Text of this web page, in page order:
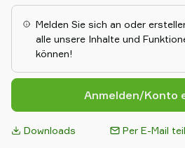
Melden Sie sich an oder
alle unsere Inhalte und
können!
Anmelden/Konto
Downloads Per E-Mail